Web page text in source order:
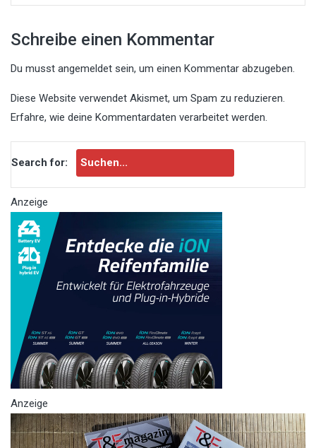
Schreibe einen Kommentar
Du musst angemeldet sein, um einen Kommentar abzugeben.
Diese Website verwendet Akismet, um Spam zu reduzieren.
Erfahre, wie deine Kommentardaten verarbeitet werden.
Search for:
Anzeige
Anzeige